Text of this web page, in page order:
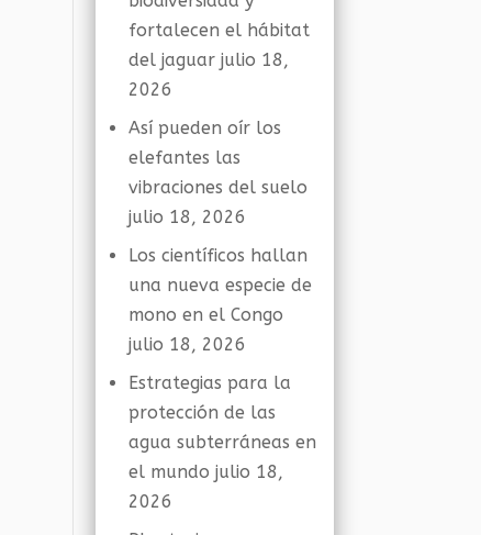
fortalecen el hábitat
del jaguar julio 18,
2026
Así pueden oír los
elefantes las
vibraciones del suelo
julio 18, 2026
Los científicos hallan
una nueva especie de
mono en el Congo
julio 18, 2026
Estrategias para la
protección de las
agua subterráneas en
el mundo julio 18,
2026